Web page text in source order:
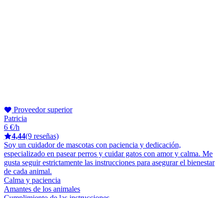
Proveedor superior
Patricia
6 €/h
4,44(9 reseñas)
Soy un cuidador de mascotas con paciencia y dedicación,
especializado en pasear perros y cuidar gatos con amor y calma. Me
gusta seguir estrictamente las instrucciones para asegurar el bienestar
de cada animal.
Calma y paciencia
Amantes de los animales